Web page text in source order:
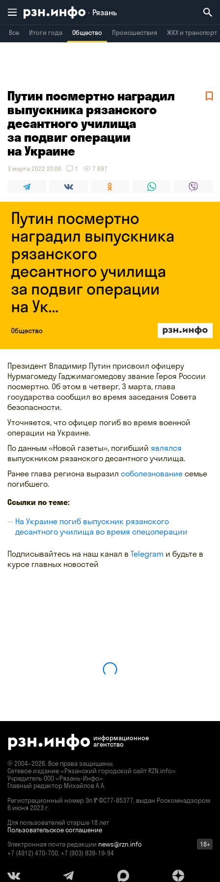
Рязань
Все Итоги года Общество Происшествия ЖКХ и транспорт
Воронеж Брянск
Путин посмертно наградил
выпускника рязанского
десантного училища
за подвиг операции
на Украине
3 марта 2022 20:06 1 7 697
Президент Владимир Путин присвоил офицеру
Нурмагомеду Гаджимагомедову звание Героя России
посмертно. Об этом в четверг, 3 марта, глава
государства сообщил во время заседания Совета
безопасности.
Уточняется, что офицер погиб во время военной
операции на Украине.
По данным «Новой газеты», погибший являлся
выпускником рязанского десантного училища.
Ранее глава региона выразил соболезнование семье
погибшего.
Ссылки по теме:
На Украине погиб выпускник рязанского
десантного училища во время спецоперации
Подписывайтесь на наш канал в Telegram и будьте в
курсе главных новостей
информационное
агентство
© 2004–2026. Все права защищены.
Сетевое издание «Рязанский городской сайт RZN.info»
Учредитель ООО «Рязань-Инфо»
Главный редактор Михайлов А.А.
Регистрационный номер Эл № ФС77-85377, выдан Роскомнадзором
6 июня 2023 г.
Для пользователей старше 18 лет
Пользовательское соглашение
Электронная почта редакции news@rzn.info
18+
+7 (4912) 470-700, +7 (903) 839-19-94